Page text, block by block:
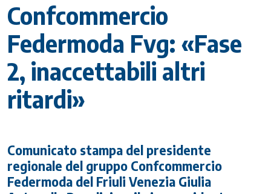
Confcommercio
Federmoda Fvg: «Fase
2, inaccettabili altri
ritardi»
Comunicato stampa del presidente
regionale del gruppo Confcommercio
Federmoda del Friuli Venezia Giulia